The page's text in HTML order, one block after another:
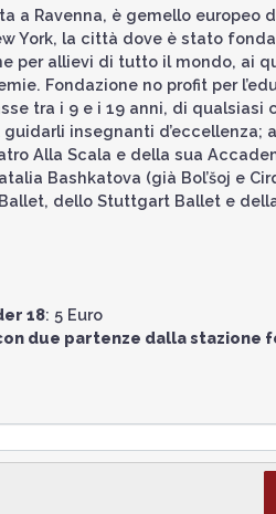
a Ravenna, è gemello europeo
York, la città dove è stato
per allievi di tutto il mondo, ai
Fondazione no profit per
tra i 9 e i 19 anni, di qualsiasi
insegnanti d’eccellenza;
Alla Scala e della sua
Bashkatova (già Bol’šoj e
dello Stuttgart Ballet e
18: 5 Euro
due partenze dalla stazione